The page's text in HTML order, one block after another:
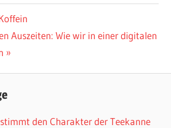
Auszeiten: Wie wir in einer digitalen
den Charakter der Teekanne